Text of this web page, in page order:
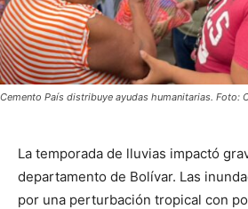
Cemento País distribuye ayudas humanitarias. Foto:
La temporada de lluvias impactó
departamento de Bolívar. Las
por una perturbación tropical con